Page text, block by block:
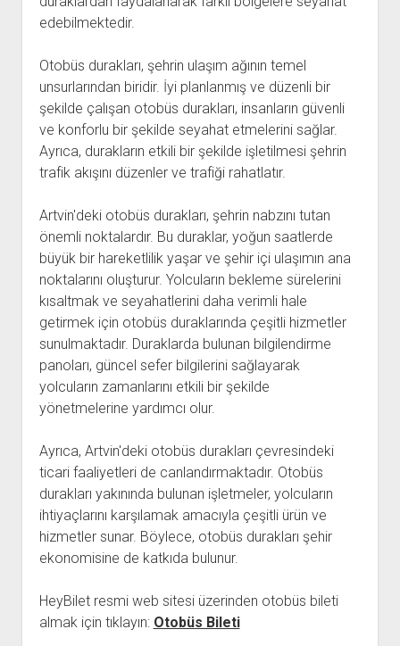
edebilmektedir.
Otobüs durakları, şehrin ulaşım ağının temel
unsurlarından biridir. İyi planlanmış ve düzenli bir
şekilde çalışan otobüs durakları, insanların güvenli
ve konforlu bir şekilde seyahat etmelerini sağlar.
Ayrıca, durakların etkili bir şekilde işletilmesi şehrin
trafik akışını düzenler ve trafiği rahatlatır.
Artvin'deki otobüs durakları, şehrin nabzını tutan
önemli noktalardır. Bu duraklar, yoğun saatlerde
büyük bir hareketlilik yaşar ve şehir içi ulaşımın ana
noktalarını oluşturur. Yolcuların bekleme sürelerini
kısaltmak ve seyahatlerini daha verimli hale
getirmek için otobüs duraklarında çeşitli hizmetler
sunulmaktadır. Duraklarda bulunan bilgilendirme
panoları, güncel sefer bilgilerini sağlayarak
yolcuların zamanlarını etkili bir şekilde
yönetmelerine yardımcı olur.
Ayrıca, Artvin'deki otobüs durakları çevresindeki
ticari faaliyetleri de canlandırmaktadır. Otobüs
durakları yakınında bulunan işletmeler, yolcuların
ihtiyaçlarını karşılamak amacıyla çeşitli ürün ve
hizmetler sunar. Böylece, otobüs durakları şehir
ekonomisine de katkıda bulunur.
HeyBilet resmi web sitesi üzerinden otobüs bileti
almak için tıklayın: Otobüs Bileti